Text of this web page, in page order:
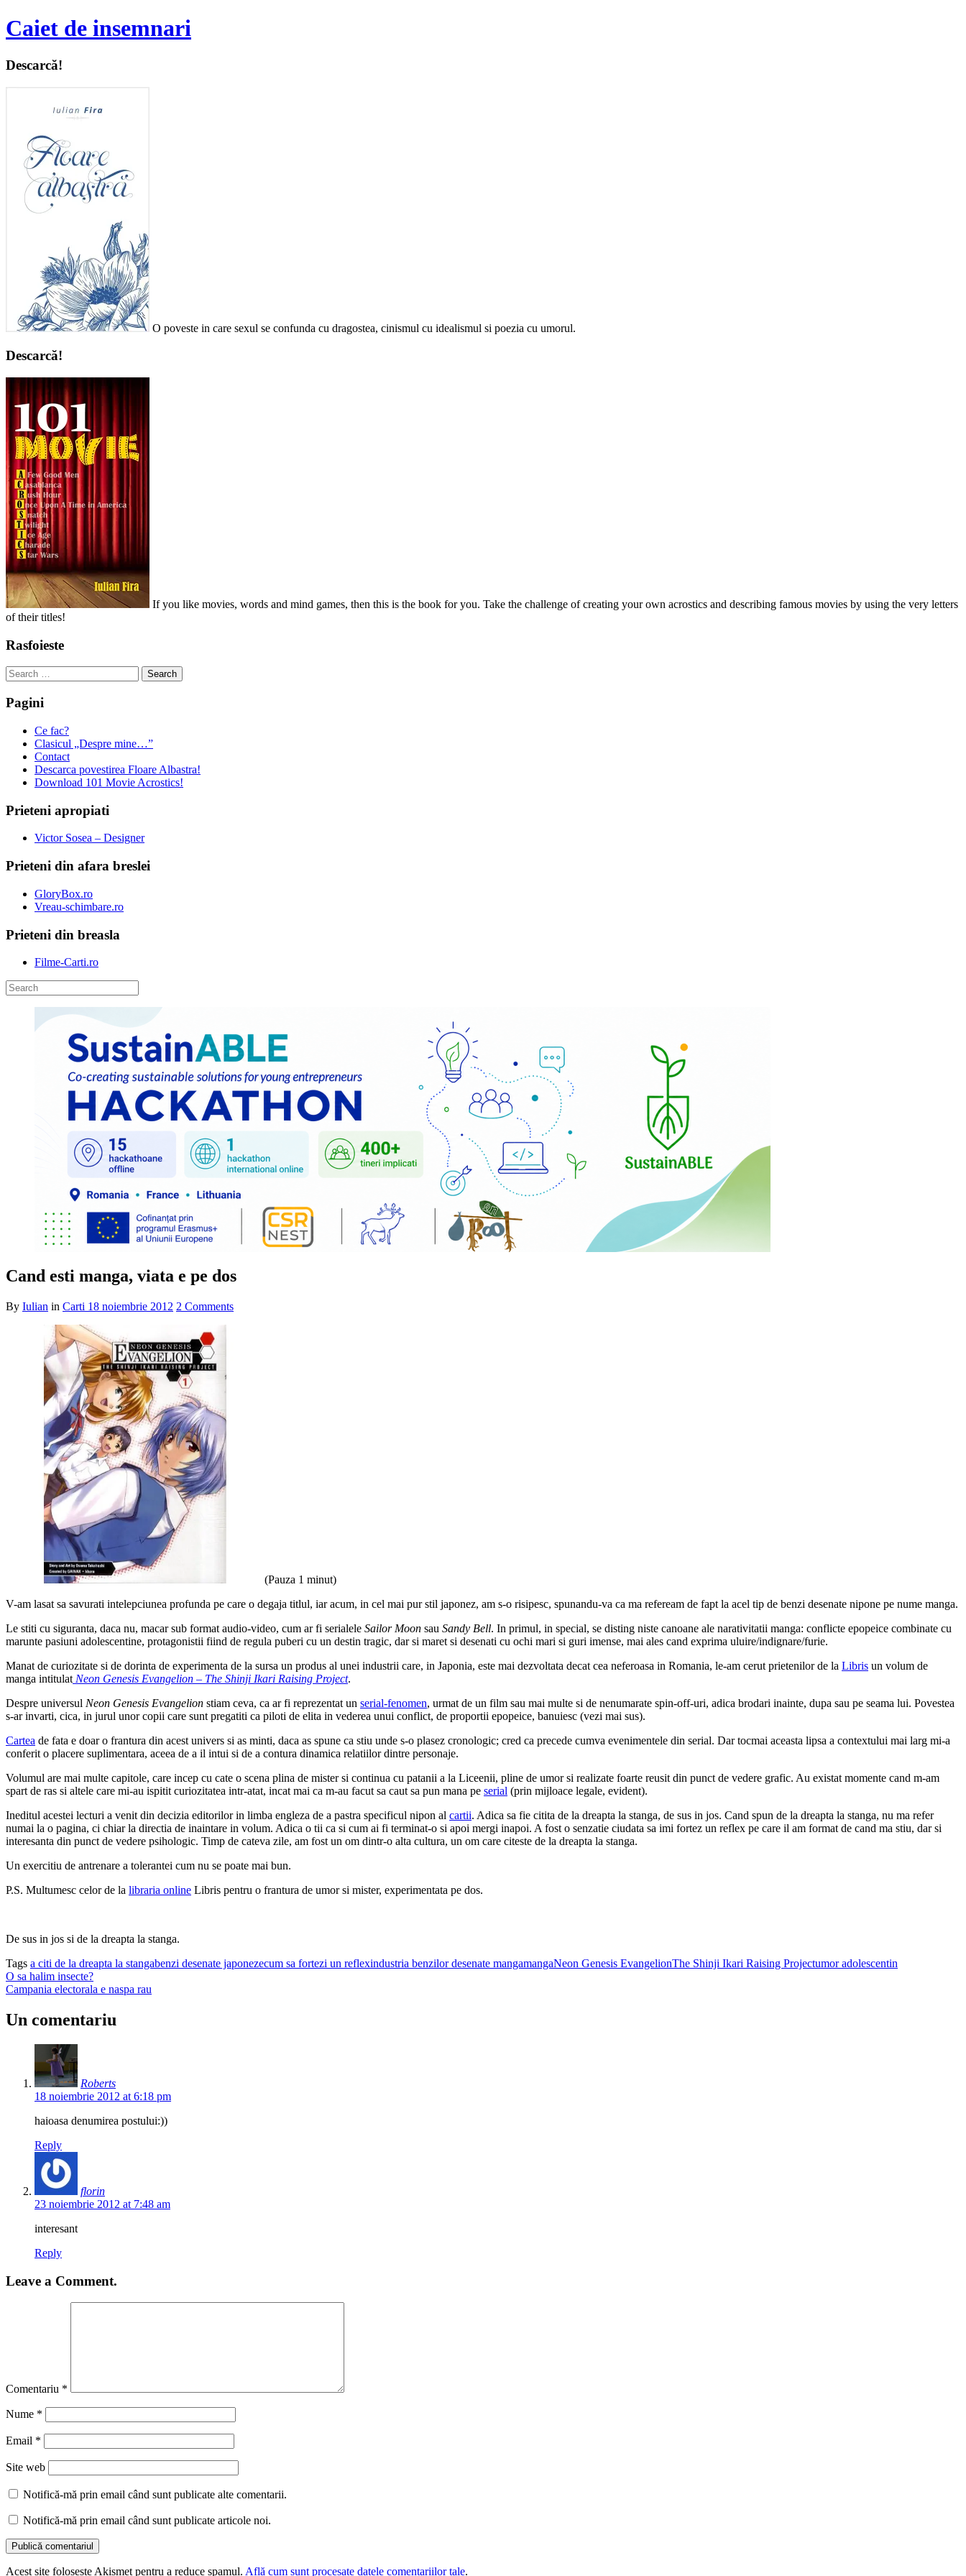
Caiet de insemnari
Descarcă!
O poveste in care sexul se confunda cu dragostea, cinismul cu idealismul si poezia cu umorul.
Descarcă!
If you like movies, words and mind games, then this is the book for you. Take the challenge of creating your own acrostics and describing famous movies by using the very letters
of their titles!
Rasfoieste
Search
for:
Pagini
Ce fac?
Clasicul „Despre mine…”
Contact
Descarca povestirea Floare Albastra!
Download 101 Movie Acrostics!
Prieteni apropiati
Victor Sosea – Designer
Prieteni din afara breslei
GloryBox.ro
Vreau-schimbare.ro
Prieteni din breasla
Filme-Carti.ro
Cand esti manga, viata e pe dos
By Iulian in Carti 18 noiembrie 2012 2 Comments
(Pauza 1 minut)
V-am lasat sa savurati intelepciunea profunda pe care o degaja titlul, iar acum, in cel mai pur stil japonez, am s-o risipesc, spunandu-va ca ma refeream de fapt la acel tip de benzi desenate nipone pe nume manga.
Le stiti cu siguranta, daca nu, macar sub format audio-video, cum ar fi serialele Sailor Moon sau Sandy Bell. In primul, in special, se disting niste canoane ale narativitatii manga: conflicte epopeice combinate cu
marunte pasiuni adolescentine, protagonistii fiind de regula puberi cu un destin tragic, dar si maret si desenati cu ochi mari si guri imense, mai ales cand exprima uluire/indignare/furie.
Manat de curiozitate si de dorinta de experimenta de la sursa un produs al unei industrii care, in Japonia, este mai dezvoltata decat cea neferoasa in Romania, le-am cerut prietenilor de la Libris un volum de
manga intitulat Neon Genesis Evangelion – The Shinji Ikari Raising Project.
Despre universul Neon Genesis Evangelion stiam ceva, ca ar fi reprezentat un serial-fenomen, urmat de un film sau mai multe si de nenumarate spin-off-uri, adica brodari inainte, dupa sau pe seama lui. Povestea
s-ar invarti, cica, in jurul unor copii care sunt pregatiti ca piloti de elita in vederea unui conflict, de proportii epopeice, banuiesc (vezi mai sus).
Cartea de fata e doar o frantura din acest univers si as minti, daca as spune ca stiu unde s-o plasez cronologic; cred ca precede cumva evenimentele din serial. Dar tocmai aceasta lipsa a contextului mai larg mi-a
conferit o placere suplimentara, aceea de a il intui si de a contura dinamica relatiilor dintre personaje.
Volumul are mai multe capitole, care incep cu cate o scena plina de mister si continua cu patanii a la Liceenii, pline de umor si realizate foarte reusit din punct de vedere grafic. Au existat momente cand m-am
spart de ras si altele care mi-au ispitit curiozitatea intr-atat, incat mai ca m-au facut sa caut sa pun mana pe serial (prin mijloace legale, evident).
Ineditul acestei lecturi a venit din decizia editorilor in limba engleza de a pastra specificul nipon al cartii. Adica sa fie citita de la dreapta la stanga, de sus in jos. Cand spun de la dreapta la stanga, nu ma refer
numai la o pagina, ci chiar la directia de inaintare in volum. Adica o tii ca si cum ai fi terminat-o si apoi mergi inapoi. A fost o senzatie ciudata sa imi fortez un reflex pe care il am format de cand ma stiu, dar si
interesanta din punct de vedere psihologic. Timp de cateva zile, am fost un om dintr-o alta cultura, un om care citeste de la dreapta la stanga.
Un exercitiu de antrenare a tolerantei cum nu se poate mai bun.
P.S. Multumesc celor de la libraria online Libris pentru o frantura de umor si mister, experimentata pe dos.
De sus in jos si de la dreapta la stanga.
Tags a citi de la dreapta la stangabenzi desenate japonezecum sa fortezi un reflexindustria benzilor desenate mangamangaNeon Genesis EvangelionThe Shinji Ikari Raising Projectumor adolescentin
O sa halim insecte?
Campania electorala e naspa rau
Un comentariu
Roberts
18 noiembrie 2012 at 6:18 pm
haioasa denumirea postului:))
Reply
florin
23 noiembrie 2012 at 7:48 am
interesant
Reply
Leave a Comment.
Comentariu *
Nume *
Email *
Site web
Notifică-mă prin email când sunt publicate alte comentarii.
Notifică-mă prin email când sunt publicate articole noi.
Acest site folosește Akismet pentru a reduce spamul. Află cum sunt procesate datele comentariilor tale.